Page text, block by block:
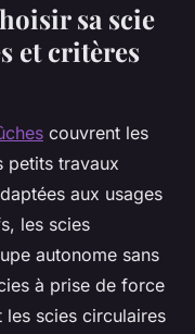
sa scie
et critères
couvrent les
petits travaux
aux usages
les scies
autonome sans
à prise de force
les scies circulaires